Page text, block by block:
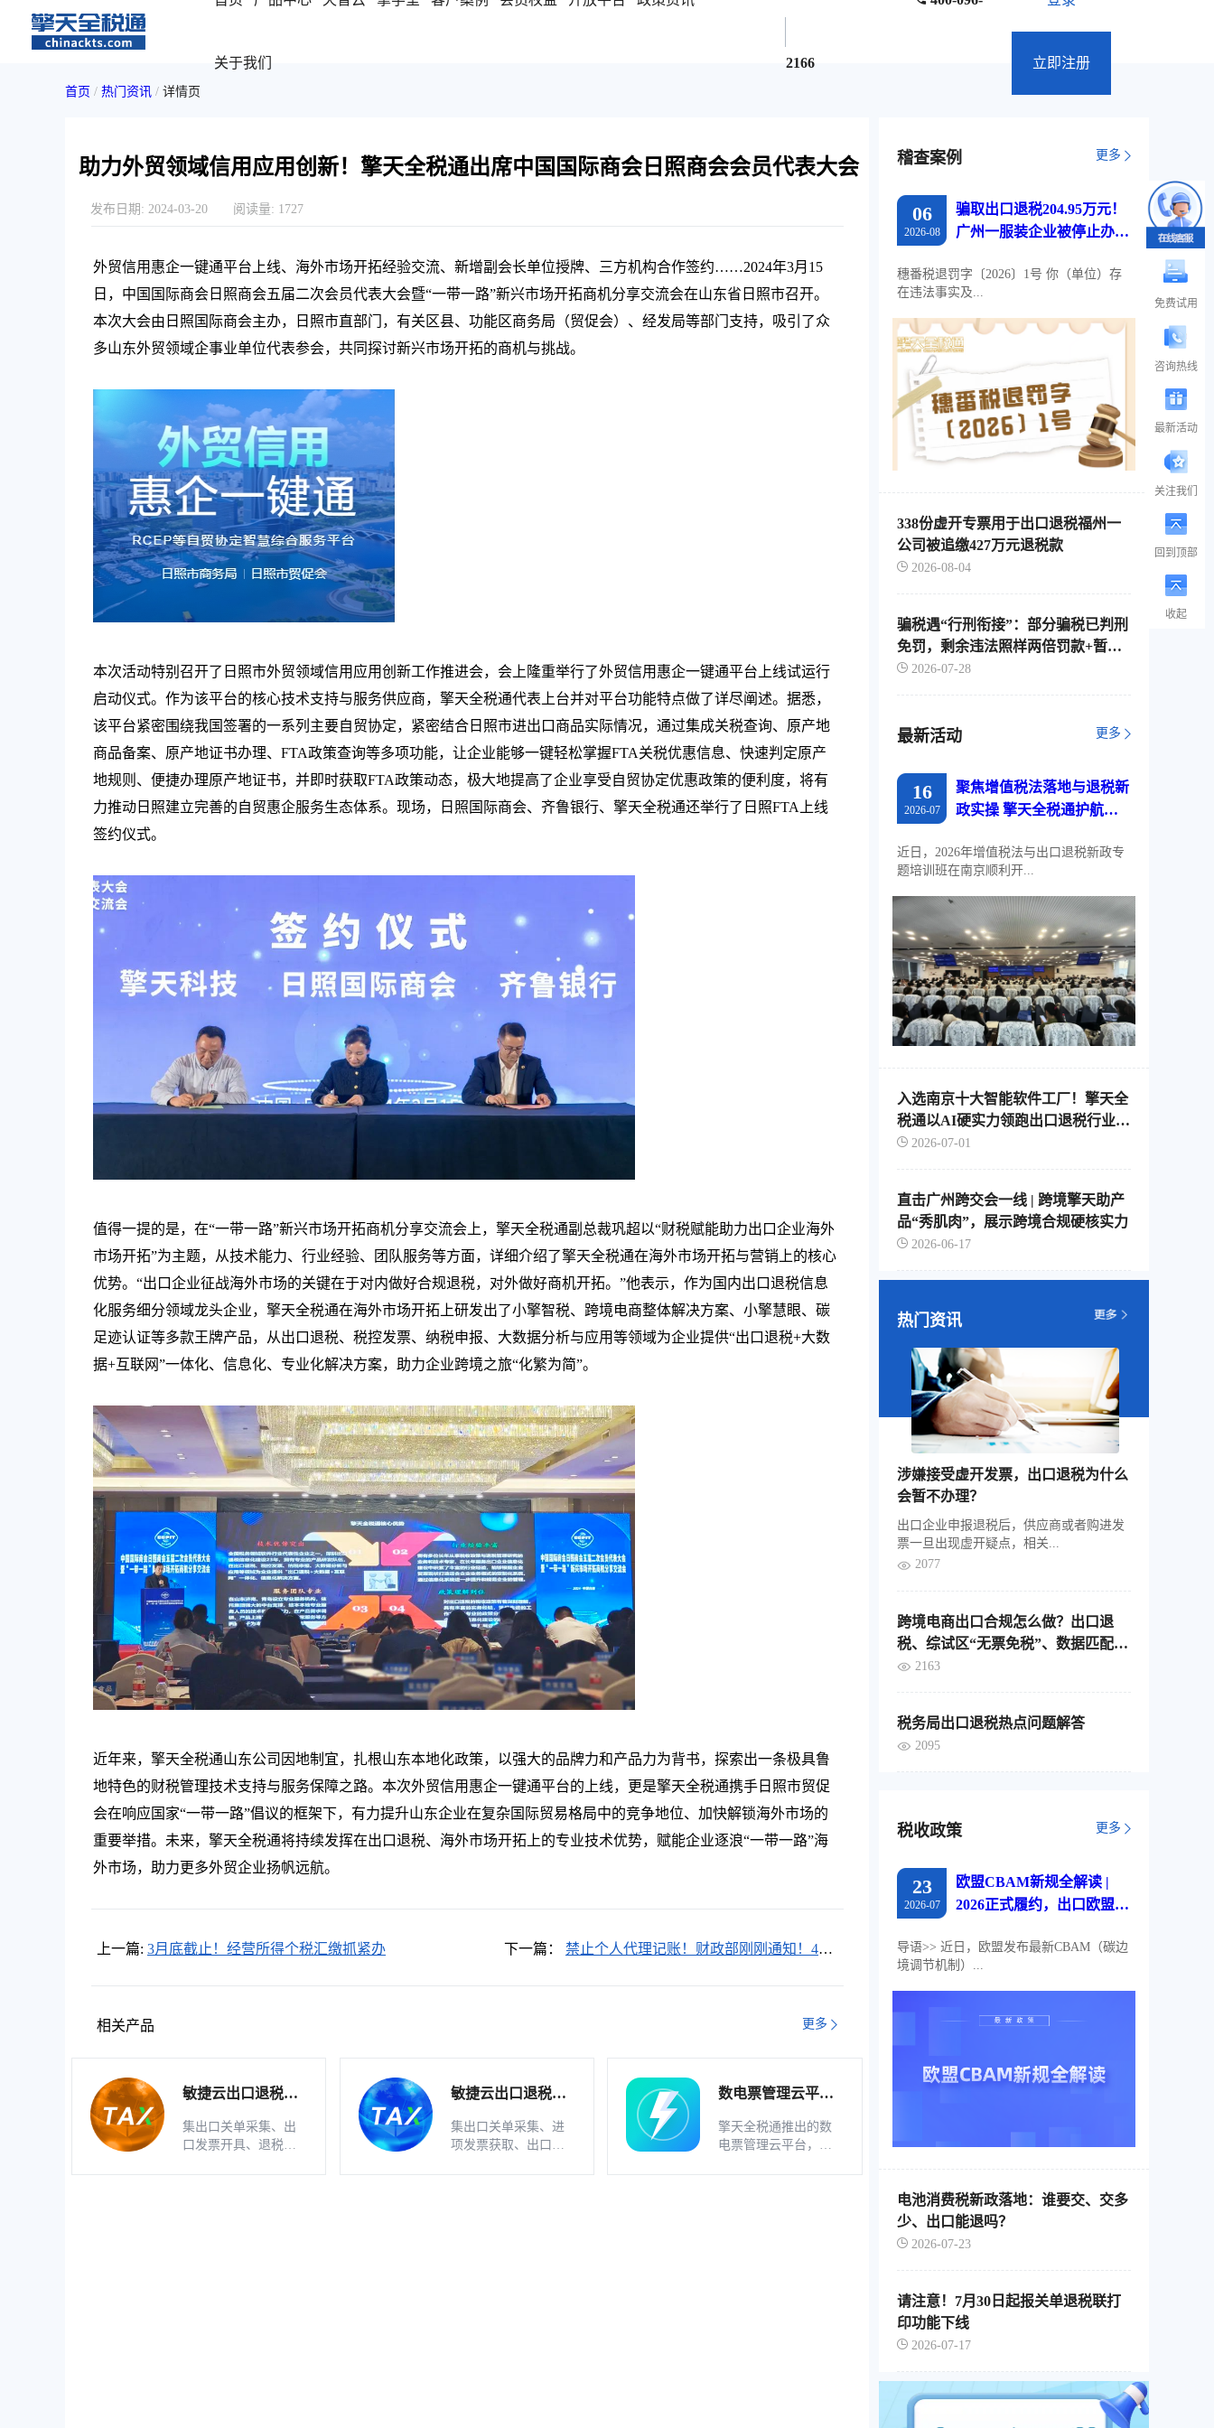
关于我们 2166 立即注册
首页 / 热门资讯 / 详情页
助力外贸领域信用应用创新！擎天全税通出席中国国际商会日照商会会员代表大会
发布日期: 2024-03-20 阅读量: 1727
外贸信用惠企一键通平台上线、海外市场开拓经验交流、新增副会长单位授牌、三方机构合作签约……2024年3月15
日，中国国际商会日照商会五届二次会员代表大会暨“一带一路”新兴市场开拓商机分享交流会在山东省日照市召开。
本次大会由日照国际商会主办，日照市直部门，有关区县、功能区商务局（贸促会）、经发局等部门支持，吸引了众
多山东外贸领域企事业单位代表参会，共同探讨新兴市场开拓的商机与挑战。
本次活动特别召开了日照市外贸领域信用应用创新工作推进会，会上隆重举行了外贸信用惠企一键通平台上线试运行
启动仪式。作为该平台的核心技术支持与服务供应商，擎天全税通代表上台并对平台功能特点做了详尽阐述。据悉，
该平台紧密围绕我国签署的一系列主要自贸协定，紧密结合日照市进出口商品实际情况，通过集成关税查询、原产地
商品备案、原产地证书办理、FTA政策查询等多项功能，让企业能够一键轻松掌握FTA关税优惠信息、快速判定原产
地规则、便捷办理原产地证书，并即时获取FTA政策动态，极大地提高了企业享受自贸协定优惠政策的便利度，将有
力推动日照建立完善的自贸惠企服务生态体系。现场，日照国际商会、齐鲁银行、擎天全税通还举行了日照FTA上线
签约仪式。
值得一提的是，在“一带一路”新兴市场开拓商机分享交流会上，擎天全税通副总裁巩超以“财税赋能助力出口企业海外
市场开拓”为主题，从技术能力、行业经验、团队服务等方面，详细介绍了擎天全税通在海外市场开拓与营销上的核心
优势。“出口企业征战海外市场的关键在于对内做好合规退税，对外做好商机开拓。”他表示，作为国内出口退税信息
化服务细分领域龙头企业，擎天全税通在海外市场开拓上研发出了小擎智税、跨境电商整体解决方案、小擎慧眼、碳
足迹认证等多款王牌产品，从出口退税、税控发票、纳税申报、大数据分析与应用等领域为企业提供“出口退税+大数
据+互联网”一体化、信息化、专业化解决方案，助力企业跨境之旅“化繁为简”。
近年来，擎天全税通山东公司因地制宜，扎根山东本地化政策，以强大的品牌力和产品力为背书，探索出一条极具鲁
地特色的财税管理技术支持与服务保障之路。本次外贸信用惠企一键通平台的上线，更是擎天全税通携手日照市贸促
会在响应国家“一带一路”倡议的框架下，有力提升山东企业在复杂国际贸易格局中的竞争地位、加快解锁海外市场的
重要举措。未来，擎天全税通将持续发挥在出口退税、海外市场开拓上的专业技术优势，赋能企业逐浪“一带一路”海
外市场，助力更多外贸企业扬帆远航。
上一篇: 3月底截止！经营所得个税汇缴抓紧办 下一篇：
禁止个人代理记账！财政部刚刚通知！4月
相关产品 更多
敏捷云出口退税申
集出口关单采集、出
口发票开具、退税明
敏捷云出口退税申
集出口关单采集、进
项发票获取、出口发
数电票管理云平台
业
擎天全税通推出的数
电票管理云平台，是
稽查案例 更多
06
2026-08
骗取出口退税204.95万元！
广州一服装企业被停止办理
穗番税退罚字〔2026〕1号 你（单位）存
在违法事实及...
338份虚开专票用于出口退税福州一
公司被追缴427万元退税款
2026-08-04
骗税遇“行刑衔接”：部分骗税已判刑
免罚，剩余违法照样两倍罚款+暂停
出口退税
2026-07-28
最新活动 更多
16
2026-07
聚焦增值税法落地与退税新
政实操 擎天全税通护航江
近日，2026年增值税法与出口退税新政专
题培训班在南京顺利开...
入选南京十大智能软件工厂！擎天全
税通以AI硬实力领跑出口退税行业智
能化转型
2026-07-01
直击广州跨交会一线 | 跨境擎天助产
品“秀肌肉”，展示跨境合规硬核实力
2026-06-17
热门资讯
涉嫌接受虚开发票，出口退税为什么
会暂不办理？
出口企业申报退税后，供应商或者购进发
票一旦出现虚开疑点，相关...
2077
跨境电商出口合规怎么做？出口退
税、综试区“无票免税”、数据匹配，
这4个要点要分清
2163
税务局出口退税热点问题解答
2095
税收政策 更多
23
2026-07
欧盟CBAM新规全解读 |
2026正式履约，出口欧盟企
导语>> 近日，欧盟发布最新CBAM（碳边
境调节机制）...
电池消费税新政落地：谁要交、交多
少、出口能退吗？
2026-07-23
请注意！7月30日起报关单退税联打
印功能下线
2026-07-17
免费试用
咨询热线
最新活动
关注我们
回到顶部
收起